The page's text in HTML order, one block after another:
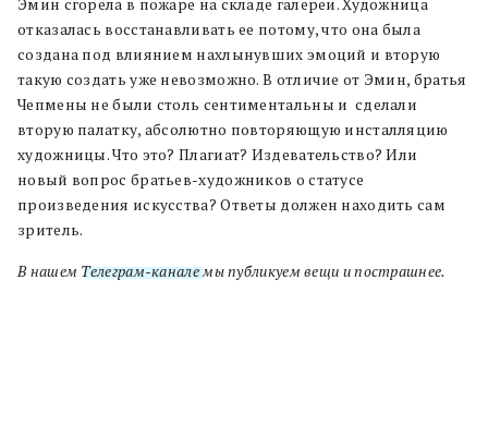
Эмин сгорела в пожаре на складе галереи. Художница
отказалась восстанавливать ее потому, что она была
создана под влиянием нахлынувших эмоций и вторую
такую создать уже невозможно. В отличие от Эмин, братья
Чепмены не были столь сентиментальны и сделали
вторую палатку, абсолютно повторяющую инсталляцию
художницы. Что это? Плагиат? Издевательство? Или
новый вопрос братьев-художников о статусе
произведения искусства? Ответы должен находить сам
зритель.
В нашем Телеграм-каналемы публикуем вещи и пострашнее.